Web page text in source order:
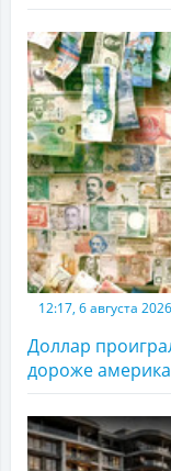
12:17, 6 августа 2026
Доллар
дороже